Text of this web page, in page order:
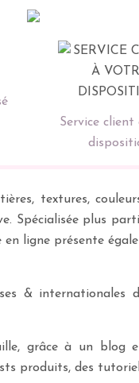
Service
textures,
Spécialisée plus
ligne présente
&
grâce à un
produits, des